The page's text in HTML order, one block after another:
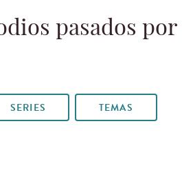
pasados por
SERIES TEMAS